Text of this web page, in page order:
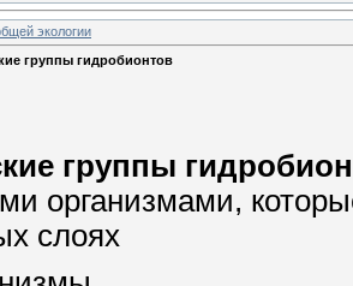
экологии
группы гидробионтов
группы
организмами,
слоях